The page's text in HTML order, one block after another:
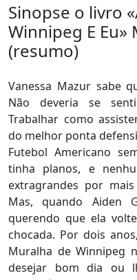
Sinopse o livro
Winnipeg E Eu»
(resumo)
Vanessa Mazur sabe
Não deveria se
Trabalhar como
do melhor ponta
Futebol Americano
tinha planos, e
extragrandes por
Mas, quando Aiden
querendo que ela
chocada. Por dois
Muralha de Winnipeg
desejar bom dia ou